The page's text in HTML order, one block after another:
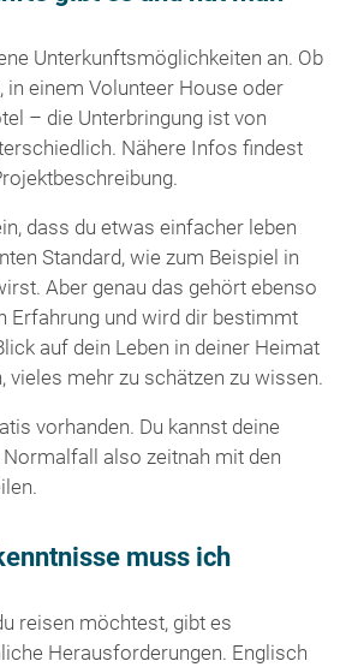
Unterkunftsmöglichkeiten an. Ob
in einem Volunteer House oder
– die Unterbringung ist von
Nähere Infos findest
dass du etwas einfacher leben
Standard, wie zum Beispiel in
Aber genau das gehört ebenso
Erfahrung und wird dir bestimmt
auf dein Leben in deiner Heimat
vieles mehr zu schätzen zu wissen.
vorhanden. Du kannst deine
also zeitnah mit den
muss ich
reisen möchtest, gibt es
Herausforderungen. Englisch